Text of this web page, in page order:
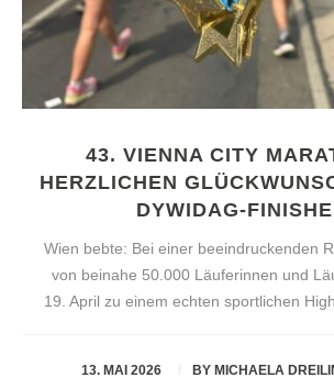
43. VIENNA CITY
HERZLICHEN
DYWIDAG-
Wien bebte: Bei einer beeindruckenden
von beinahe 50.000 Läuferinnen und
19. April zu einem echten sportlichen
13. MAI 2026 BYMICHAELA